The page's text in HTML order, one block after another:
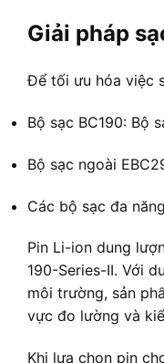
Giải pháp
Để tối ưu hóa việc
Bộ sạc BC190: Bộ
Bộ sạc ngoài
Các bộ sạc đa
Pin Li-ion dung
190-Series-II. Với
môi trường, sản
vực đo lường và
Khi lựa chọn pin